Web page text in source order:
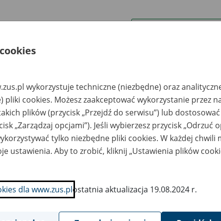
uwagi można przesyłać poprzez
Ukryj wszystkie pozycje bazy
pracy
Miejsce
przechowywania
dokumentów
Nr zespołu akt w
archiwum
państwowym
Daty
Sp. z o.o. w
- Elbląg, ul.
55/10
Przewozowy
TRANSPRIN Sp. z.o.o.
- Archiwum Usługowe
wykorzystuje techniczne (niezbędne) oraz
pliki cookies. Możesz zaakceptować wykorzystanie przez
plików (przycisk „Przejdź do serwisu”) lub
„Zarządzaj opcjami”). Jeśli wybierzesz przycisk „Odrzuć
tylko niezbędne pliki cookies. W każdej chwili
ustawienia. Aby to zrobić, kliknij „Ustawienia plików
dla www.zus.plostatnia aktualizacja 19.08.2024 r.